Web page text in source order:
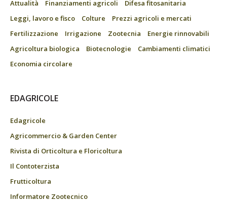
Attualità Finanziamenti agricoli
Difesa fitosanitaria
Leggi, lavoro e fisco
Colture
Prezzi agricoli e mercati
Fertilizzazione
Irrigazione Zootecnia
Energie rinnovabili
Agricoltura biologica
Biotecnologie
Cambiamenti climatici
Economia circolare
EDAGRICOLE
Edagricole
Agricommercio & Garden Center
Rivista di Orticoltura e Floricoltura
Il Contoterzista
Frutticoltura
Informatore Zootecnico